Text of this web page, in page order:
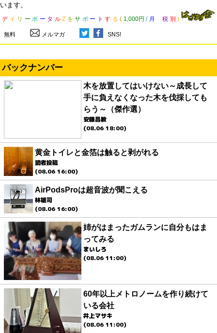
います。
デ イ リ ー ポ ー タ ル Z を サ ポ ー ト す る ( 1,000円 / 月 税 別 )
無料 メルマガ SNS!
バックナンバー
木を放置してはいけない～成長して
手に負えなくなった木を伐採しても
らう～（傑作選）
安藤昌教
(08.06 18:00)
黄金トイレと金箔は触ると剥がれる
読者投稿
(08.06 16:00)
AirPodsProは超音波が聞こえる
林雄司
(08.06 16:00)
姉がはまったガムランに自分もはま
ってみる
まいしろ
(08.06 11:00)
60年以上メトロノームを作り続けて
いる会社
井上マサキ
(08.06 11:00)